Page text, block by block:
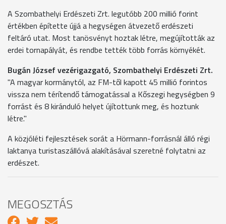
A Szombathelyi Erdészeti Zrt. legutóbb 200 millió forint
értékben építette újjá a hegységen átvezető erdészeti
feltáró utat. Most tanösvényt hoztak létre, megújították az
erdei tornapályát, és rendbe tették több forrás környékét.
Bugán József vezérigazgató, Szombathelyi Erdészeti Zrt.
"A magyar kormánytól, az FM-től kapott 45 millió forintos
vissza nem térítendő támogatással a Kőszegi hegységben 9
forrást és 8 kiránduló helyet újítottunk meg, és hoztunk
létre."
A közjóléti fejlesztések sorát a Hörmann-forrásnál álló régi
laktanya turistaszállóvá alakításával szeretné folytatni az
erdészet.
MEGOSZTÁS